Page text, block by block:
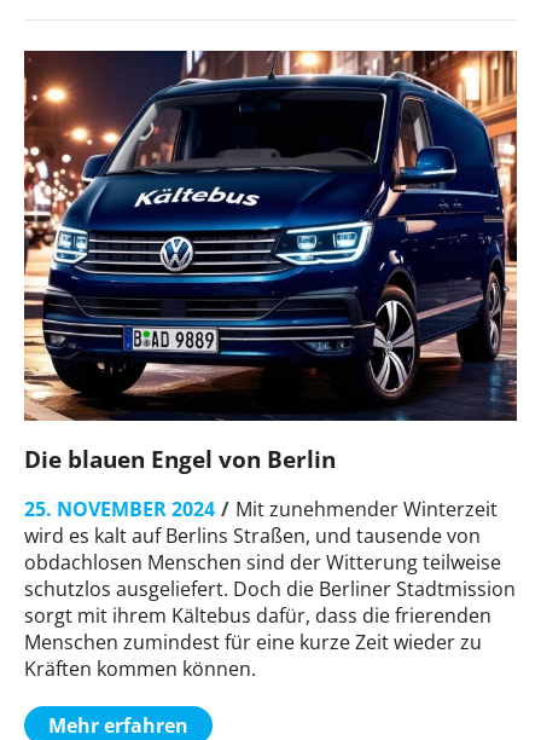
Die blauen Engel von Berlin
25. NOVEMBER 2024
Mit zunehmender Winterzeit
wird es kalt auf Berlins Straßen, und tausende von
obdachlosen Menschen sind der Witterung teilweise
schutzlos ausgeliefert. Doch die Berliner Stadtmission
sorgt mit ihrem Kältebus dafür, dass die frierenden
Menschen zumindest für eine kurze Zeit wieder zu
Kräften kommen können.
Mehr erfahren